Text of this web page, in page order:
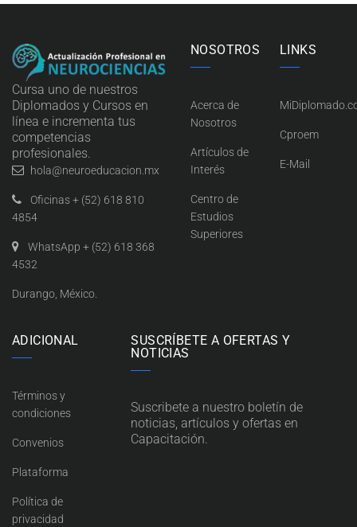
Cursa uno de nuestros
Diplomados y Cursos en
línea e incrementa tus
competencias
profesionales.
hola@neuroeducacion.mx
Oficinas + (52) 618 810
4854
WhatsApp + (52) 618 368
4532
Durango, México.
NOSOTROS
Acerca de
Nosotros
Artículos de
Interés
Centro de
Estudios
Superiores
LINKS
Cproem
E-Mail
ADICIONAL
Términos y
condiciones
Convenios
Plataforma
Política de
privacidad
SUSCRÍBETE A OFERTAS Y
NOTICIAS
Suscribete a nuestro boletín de
noticias, artículos y ofertas en
Capacitación.